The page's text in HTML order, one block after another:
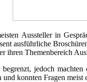
Aussteller in
ausführliche
ihren Themenbereich
jedoch
konnten Fragen